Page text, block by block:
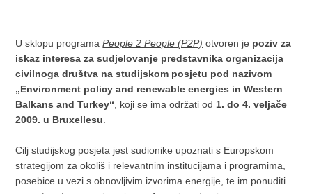
U sklopu programaPeople 2 People (P2P) otvoren je poziv za
iskaz interesa za sudjelovanje predstavnika organizacija
civilnoga društva na studijskom posjetu pod nazivom
„Environment policy and renewable energies in Western
Balkans and Turkey“ , koji se ima održati od 1. do 4. veljače
2009. u Bruxellesu
Cilj studijskog posjeta jest sudionike upoznati s Europskom
strategijom za okoliš i relevantnim institucijama i programima,
posebice u vezi s obnovljivim izvorima energije, te im ponuditi